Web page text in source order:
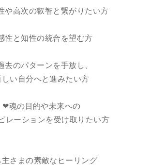
や高次の叡智と繋がりたい方
性と知性の統合を望む方
去のパターンを手放し、
しい自分へと進みたい方
❤︎魂の目的や未来への
レーションを受け取りたい方
主さまの素敵なヒーリング